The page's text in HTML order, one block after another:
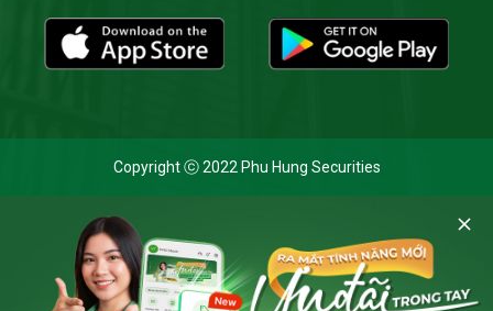
Copyright ⓒ 2022 Phu Hung Securities